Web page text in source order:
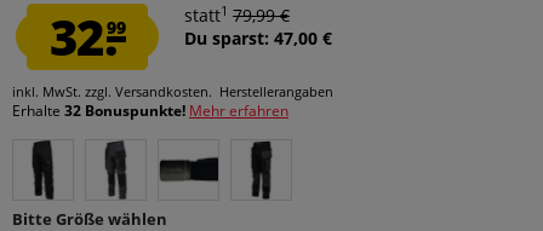
32.99
statt1 79,99 €
Du sparst: 47,00 €
inkl. MwSt. zzgl. Versandkosten. Herstellerangaben
Erhalte 32 Bonuspunkte! Mehr erfahren
Bitte Größe wählen